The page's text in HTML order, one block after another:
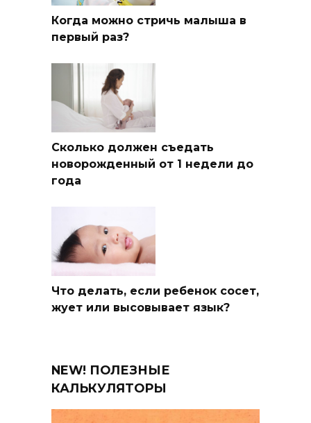
Когда можно стричь малыша в
первый раз?
Сколько должен съедать
новорожденный от 1 недели до
года
Что делать, если ребенок сосет,
жует или высовывает язык?
NEW! ПОЛЕЗНЫЕ
КАЛЬКУЛЯТОРЫ